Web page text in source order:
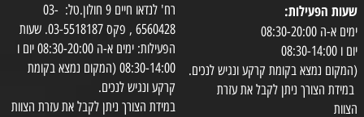
שעות הפעילות:
ימים א-ה 08:30-20:00
יום ו 08:30-14:00
(המקום נמצא בקומת קרקע ונגיש לנכים.
במידת הצורך ניתן לקבל את עזרת
הצוות
רח' לנדאו חיים 9 חולון.טל: 03-
6560428 , פקס 03-5518187. שעות
הפעילות: ימים א-ה 08:30-20:00 יום ו
08:30-14:00 (המקום נמצא בקומת
קרקע ונגיש לנכים.
במידת הצורך ניתן לקבל את עזרת הצוות